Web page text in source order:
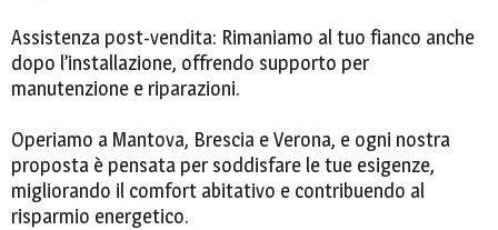
Assistenza post-vendita: Rimaniamo al tuo fianco anche
dopo l’installazione, offrendo supporto per
manutenzione e riparazioni.
Operiamo a Mantova, Brescia e Verona, e ogni nostra
proposta è pensata per soddisfare le tue esigenze,
migliorando il comfort abitativo e contribuendo al
risparmio energetico.